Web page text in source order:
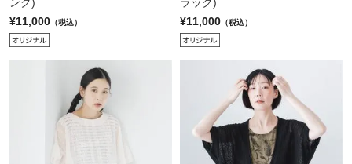
¥11,000 （税込）
¥11,000 （税込）